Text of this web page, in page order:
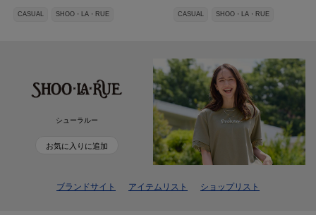
CASUAL SHOO・LA・RUE CASUAL SHOO・LA・RUE
シューラルー
お気に入りに追加
ブランドサイト アイテムリスト ショップリスト